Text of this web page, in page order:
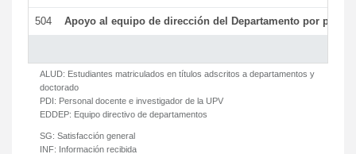
504 Apoyo al equipo de dirección del Departamento por parte
ALUD: Estudiantes matriculados en títulos adscritos a departamentos y
doctorado
PDI: Personal docente e investigador de la UPV
EDDEP: Equipo directivo de departamentos
SG: Satisfacción general
INF: Información recibida